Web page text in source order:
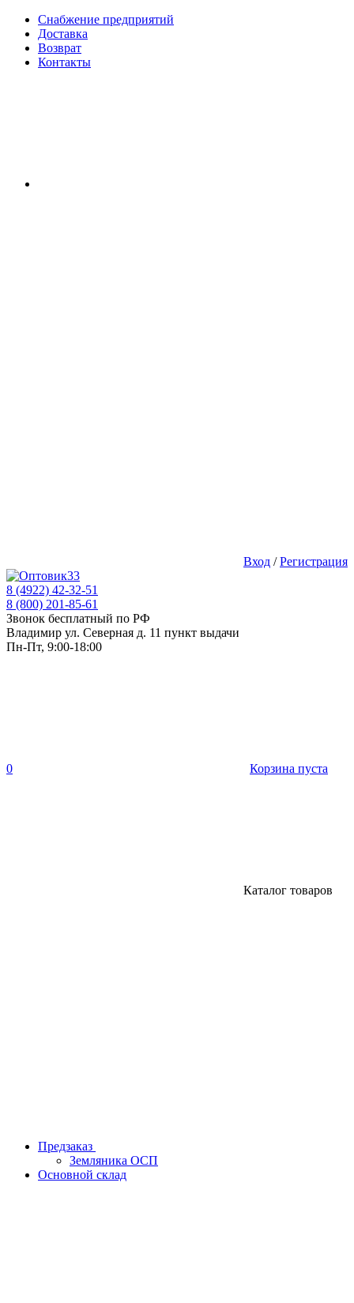
Снабжение предприятий
Доставка
Возврат
Контакты
Вход /Регистрация
8 (4922) 42-32-51
8 (800) 201-85-61
Звонок бесплатный по РФ
Владимир ул. Северная д. 11 пункт выдачи
Пн-Пт, 9:00-18:00
0 Корзина пуста
Каталог товаров
Предзаказ
Земляника ОСП
Основной склад